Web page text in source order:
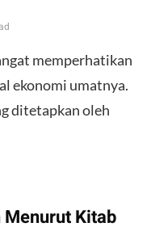
memperhatikan
ekonomi umatnya.
ditetapkan oleh
Kitab